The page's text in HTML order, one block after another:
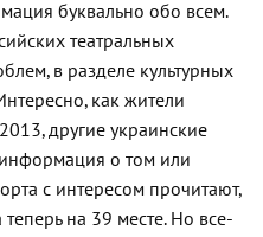
буквально обо всем.
театральных
в разделе культурных
как жители
другие украинские
о том или
с интересом прочитают,
на 39 месте. Но все-